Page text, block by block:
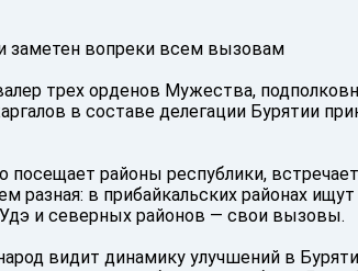
заметен вопреки всем вызовам
трех орденов Мужества,
в составе делегации Бурятии
посещает районы республики,
разная: в прибайкальских районах
и северных районов — свои вызовы.
видит динамику улучшений в